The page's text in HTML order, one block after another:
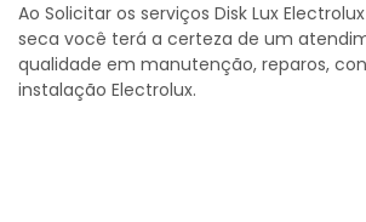
Ao Solicitar os serviços Disk Lux
seca você terá a certeza de um
qualidade em manutenção, reparos,
instalação Electrolux.